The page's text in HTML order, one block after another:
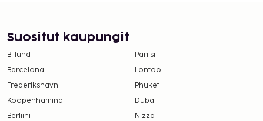
Suositut kaupungit
Billund Pariisi
Barcelona
Lontoo
Frederikshavn
Phuket
Kööpenhamina
Dubai
Berliini
Nizza